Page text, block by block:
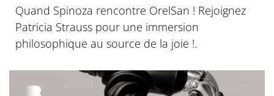
Quand Spinoza rencontre OrelSan ! Rejoignez
Patricia Strauss pour une immersion
philosophique au source de la joie !.